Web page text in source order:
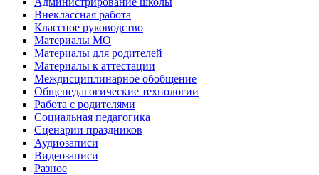
Внеклассная работа
Классное руководство
Материалы МО
Материалы для родителей
Материалы к аттестации
Междисциплинарное обобщение
Общепедагогические технологии
Работа с родителями
Социальная педагогика
Сценарии праздников
Аудиозаписи
Видеозаписи
Разное